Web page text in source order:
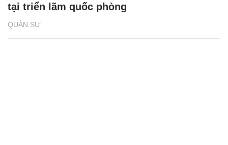
QUÂN SỰ
tại triển lãm quốc phòng